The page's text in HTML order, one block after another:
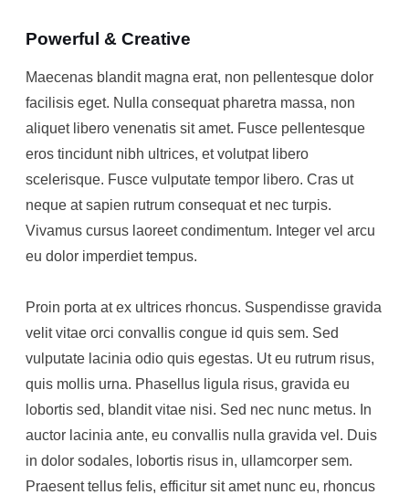
Powerful & Creative
Maecenas blandit magna erat, non pellentesque dolor
facilisis eget. Nulla consequat pharetra massa, non
aliquet libero venenatis sit amet. Fusce pellentesque
eros tincidunt nibh ultrices, et volutpat libero
scelerisque. Fusce vulputate tempor libero. Cras ut
neque at sapien rutrum consequat et nec turpis.
Vivamus cursus laoreet condimentum. Integer vel arcu
eu dolor imperdiet tempus.
Proin porta at ex ultrices rhoncus. Suspendisse gravida
velit vitae orci convallis congue id quis sem. Sed
vulputate lacinia odio quis egestas. Ut eu rutrum risus,
quis mollis urna. Phasellus ligula risus, gravida eu
lobortis sed, blandit vitae nisi. Sed nec nunc metus. In
auctor lacinia ante, eu convallis nulla gravida vel. Duis
in dolor sodales, lobortis risus in, ullamcorper sem.
Praesent tellus felis, efficitur sit amet nunc eu, rhoncus